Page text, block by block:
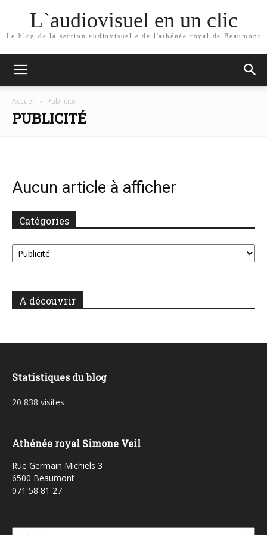
L`audiovisuel en un clic
Le blog de la section audiovisuelle de l'athénée royal de Beaumont
Accueil Publicité
PUBLICITÉ
Aucun article à afficher
Catégories
Catégories
A découvrir
Statistiques du blog
20 838 visites
Athénée royal Simone Veil
Rue Germain Michiels 3
6500 Beaumont
071 58 81 27